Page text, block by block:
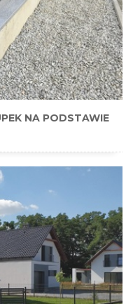
NA PODSTAWIE